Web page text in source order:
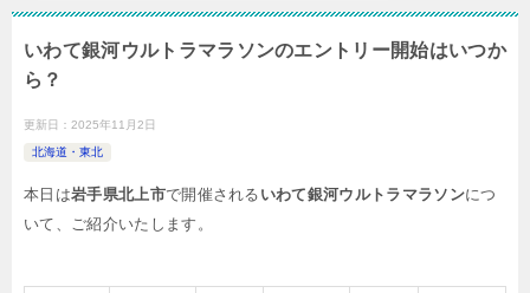
いわて銀河ウルトラマラソンのエントリー開始はいつか
ら？
更新日： 2025年11月2日
北海道・東北
本日は岩手県北上市で開催される いわて銀河ウルトラマラソンにつ
いて、ご紹介いたします。